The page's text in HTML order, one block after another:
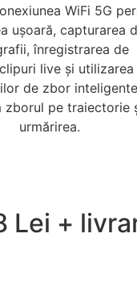
WiFi 5G
ușoară, capturarea
înregistrarea de
live și utilizarea
de zbor inteligente
zborul pe traiectorie
urmărirea.
Lei +